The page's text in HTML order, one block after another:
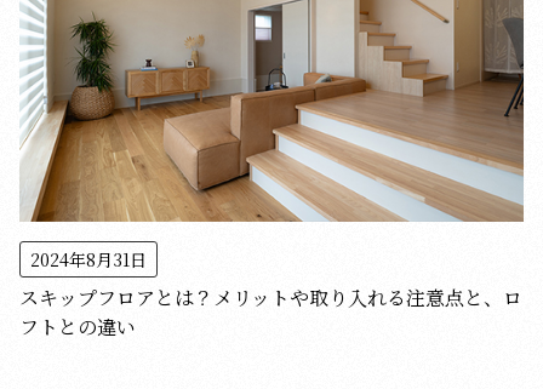
2024年8月31日
スキップフロアとは？メリットや取り入れる注意点と、ロ
フトとの違い